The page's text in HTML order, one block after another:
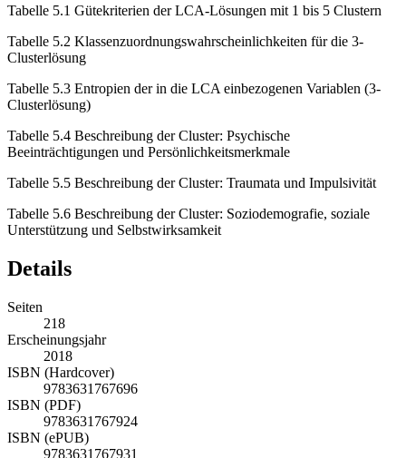
Tabelle 5.1 Gütekriterien der LCA-Lösungen mit 1 bis 5 Clustern
Tabelle 5.2 Klassenzuordnungswahrscheinlichkeiten für die 3-
Clusterlösung
Tabelle 5.3 Entropien der in die LCA einbezogenen Variablen (3-
Clusterlösung)
Tabelle 5.4 Beschreibung der Cluster: Psychische
Beeinträchtigungen und Persönlichkeitsmerkmale
Tabelle 5.5 Beschreibung der Cluster: Traumata und Impulsivität
Tabelle 5.6 Beschreibung der Cluster: Soziodemografie, soziale
Unterstützung und Selbstwirksamkeit
Details
Seiten
218
Erscheinungsjahr
2018
ISBN (Hardcover)
9783631767696
ISBN (PDF)
9783631767924
ISBN (ePUB)
9783631767931